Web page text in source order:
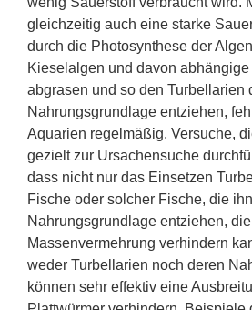
gleichzeitig auch eine starke
durch die Photosynthese der
Kieselalgen und davon
abgrasen und so den Turbellarien
Nahrungsgrundlage entziehen,
Aquarien regelmäßig. Versuche,
gezielt zur Ursachensuche
dass nicht nur das Einsetzen
Fische oder solcher Fische, die
Nahrungsgrundlage entziehen,
Massenvermehrung verhindern
weder Turbellarien noch deren
können sehr effektiv eine